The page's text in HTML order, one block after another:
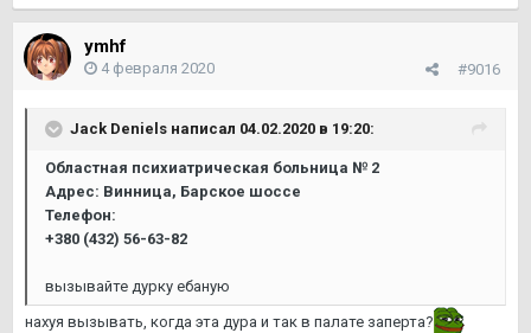
ymhf
#9016
4 февраля 2020
Jack Deniels написал 04.02.2020 в 19:20:
Областная психиатрическая больница № 2
Адрес: Винница, Барское шоссе
Телефон:
+380 (432) 56-63-82
вызывайте дурку ебаную
нахуя вызывать, когда эта дура и так в палате заперта?